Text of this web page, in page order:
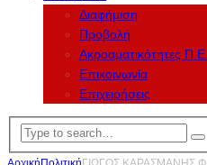
Διαφήμιση
Προβολή
Ακροαματικότητες
Επικοινωνία
Επιχειρήσεις